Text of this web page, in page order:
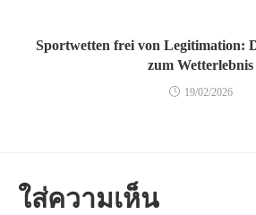
Sportwetten frei von Legitimation:
zum Wetterlebnis
19/02/2026
ใส่ความเห็น